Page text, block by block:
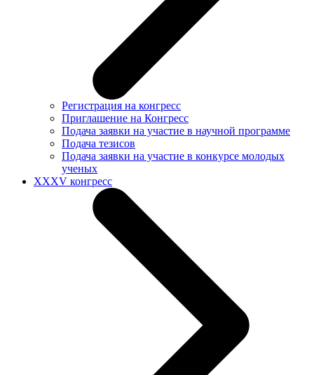
Регистрация на конгресс
Приглашение на Конгресс
Подача заявки на участие в научной программе
Подача тезисов
Подача заявки на участие в конкурсе молодых
ученых
XXXV конгресс